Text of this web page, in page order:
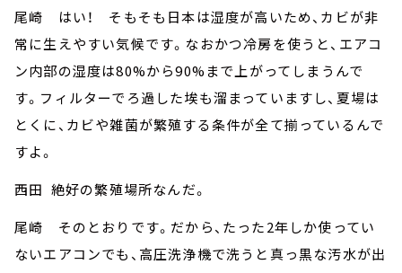
尾崎 はい！ そもそも日本は湿度が高いため、カビが非
常に生えやすい気候です。なおかつ冷房を使うと、エアコ
ン内部の湿度は80%から90%まで上がってしまうんで
す。フィルターでろ過した埃も溜まっていますし、夏場は
とくに、カビや雑菌が繁殖する条件が全て揃っているんで
すよ。
西田 絶好の繁殖場所なんだ。
尾崎 そのとおりです。だから、たった2年しか使ってい
ないエアコンでも、高圧洗浄機で洗うと真っ黒な汚水が出